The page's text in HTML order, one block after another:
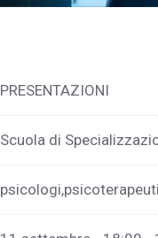
PRESENTAZIONI
Scuola di